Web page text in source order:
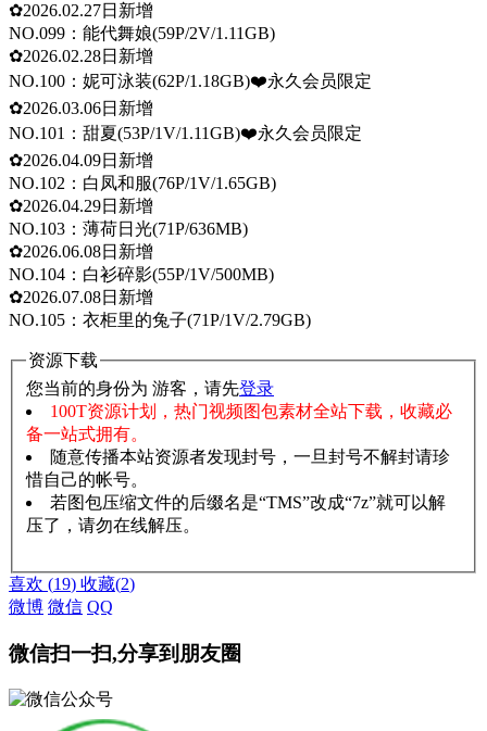
✿2026.02.27日新增
NO.099：能代舞娘(59P/2V/1.11GB)
✿2026.02.28日新增
NO.100：妮可泳装(62P/1.18GB)❤️永久会员限定
✿2026.03.06日新增
NO.101：甜夏(53P/1V/1.11GB)❤️永久会员限定
✿2026.04.09日新增
NO.102：白凤和服(76P/1V/1.65GB)
✿2026.04.29日新增
NO.103：薄荷日光(71P/636MB)
✿2026.06.08日新增
NO.104：白衫碎影(55P/1V/500MB)
✿2026.07.08日新增
NO.105：衣柜里的兔子(71P/1V/2.79GB)
资源下载
您当前的身份为 游客，请先登录
100T资源计划，热门视频图包素材全站下载，收藏必
备一站式拥有。
随意传播本站资源者发现封号，一旦封号不解封请珍
惜自己的帐号。
若图包压缩文件的后缀名是“TMS”改成“7z”就可以解
压了，请勿在线解压。
喜欢 (19) 收藏(2)
微博 微信 QQ
微信扫一扫,分享到朋友圈